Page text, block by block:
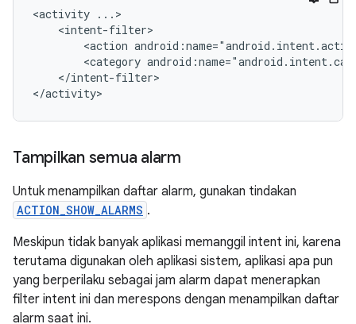
<activity
<action
<category
</intent-filter>
</activity>
Tampilkan semua alarm
Untuk menampilkan daftar alarm, gunakan tindakan
ACTION_SHOW_ALARMS .
Meskipun tidak banyak aplikasi memanggil intent ini, karena
terutama digunakan oleh aplikasi sistem, aplikasi apa pun
yang berperilaku sebagai jam alarm dapat menerapkan
filter intent ini dan merespons dengan menampilkan daftar
alarm saat ini.